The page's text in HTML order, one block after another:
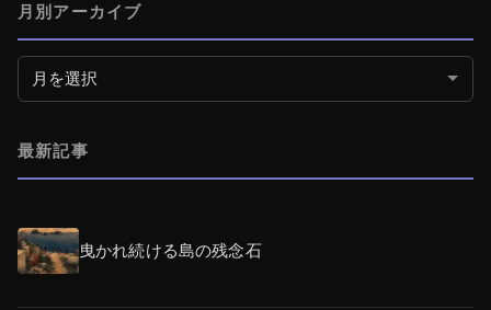
月別アーカイブ
月別アーカイブ
最新記事
曳かれ続ける島の残念石